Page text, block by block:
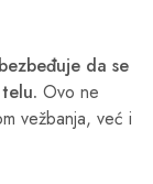
da se
Ovo ne
vežbanja, već i